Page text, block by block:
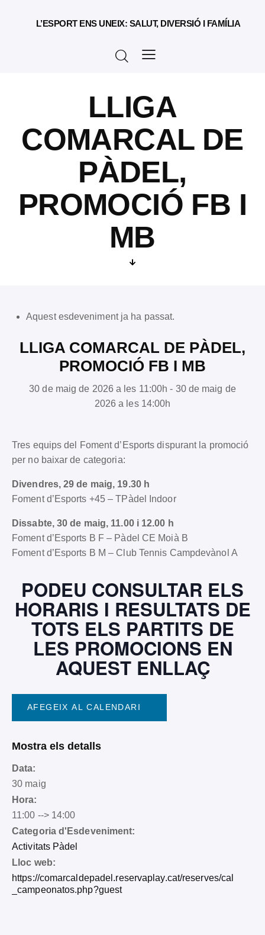
L’ESPORT ENS UNEIX: SALUT, DIVERSIÓ I FAMÍLIA
LLIGA
COMARCAL DE
PÀDEL,
PROMOCIÓ FB I
MB
Aquest esdeveniment ja ha passat.
LLIGA COMARCAL DE PÀDEL,
PROMOCIÓ FB I MB
30 de maig de 2026 a les 11:00h - 30 de maig de
2026 a les 14:00h
Tres equips del Foment d’Esports dispurant la promoció
per no baixar de categoria:
Divendres, 29 de maig, 19.30 h
Foment d’Esports +45 – TPàdel Indoor
Dissabte, 30 de maig, 11.00 i 12.00 h
Foment d’Esports B F – Pàdel CE Moià B
Foment d’Esports B M – Club Tennis Campdevànol A
PODEU CONSULTAR ELS
HORARIS I RESULTATS DE
TOTS ELS PARTITS DE
LES PROMOCIONS EN
AQUEST ENLLAÇ
AFEGEIX AL CALENDARI
Mostra els detalls
Data:
30 maig
Hora:
11:00 --> 14:00
Categoria d'Esdeveniment:
Activitats Pàdel
Lloc web:
https://comarcaldepadel.reservaplay.cat/reserves/cal
_campeonatos.php?guest